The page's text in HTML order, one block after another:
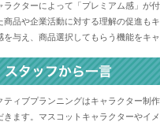
ラクターによって「プレミアム感」が
商品や企業活動に対する理解の促進も
を与え、商品選択してもらう機能をキ
ティブプランニングはキャラクター制
きます。マスコットキャラクターやイ